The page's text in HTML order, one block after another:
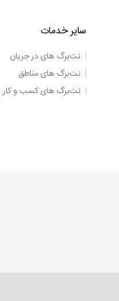
سایر خدمات
نت‌برگ های در جریان
نت‌برگ های مناطق
نت‌برگ های کسب و کار